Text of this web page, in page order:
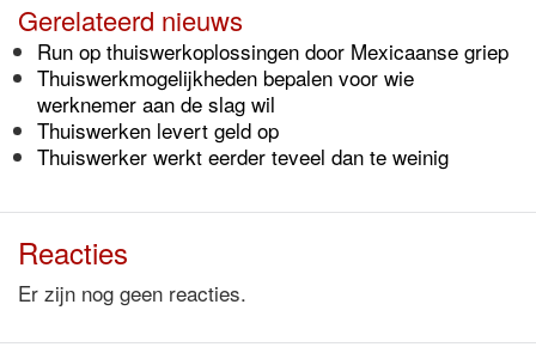
Gerelateerd nieuws
Run op thuiswerkoplossingen door Mexicaanse griep
Thuiswerkmogelijkheden bepalen voor wie
werknemer aan de slag wil
Thuiswerken levert geld op
Thuiswerker werkt eerder teveel dan te weinig
Reacties
Er zijn nog geen reacties.